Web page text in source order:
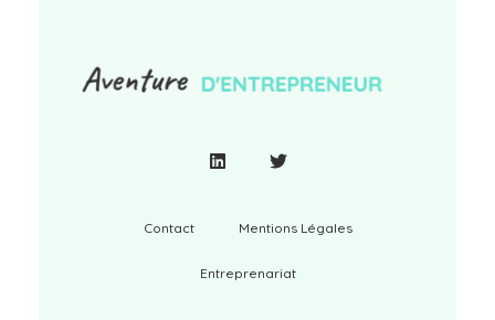
Contact Mentions Légales
Entreprenariat